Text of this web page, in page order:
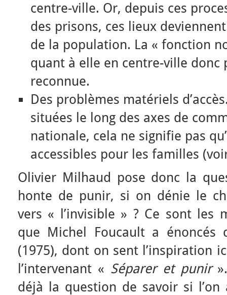
centre-ville. Or, depuis ces
des prisons, ces lieux
de la population. La « fonction
quant à elle en centre-ville donc
reconnue.
Des problèmes matériels
situées le long des axes de
nationale, cela ne signifie pas
accessibles pour les familles
Olivier Milhaud pose donc la
honte de punir, si on dénie le
vers « l’invisible » ? Ce sont les
que Michel Foucault a énoncés
(1975), dont on sent l’inspiration
l’intervenant « Séparer et punir».
déjà la question de savoir si